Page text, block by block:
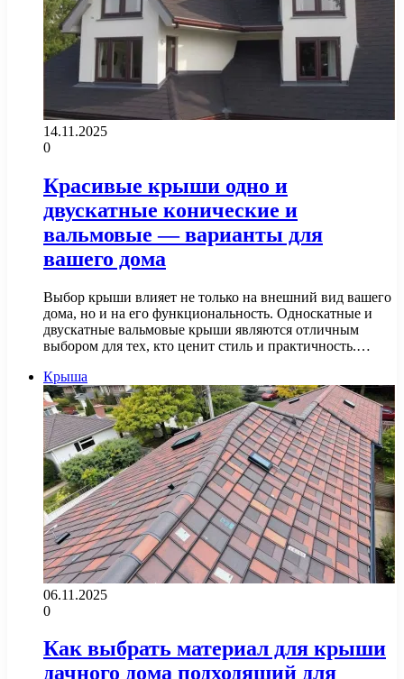
14.11.2025
0
Красивые крыши одно и
двускатные конические и
вальмовые — варианты для
вашего дома
Выбор крыши влияет не только на внешний вид вашего
дома, но и на его функциональность. Односкатные и
двускатные вальмовые крыши являются отличным
выбором для тех, кто ценит стиль и практичность.…
Крыша
06.11.2025
0
Как выбрать материал для крыши
дачного дома подходящий для